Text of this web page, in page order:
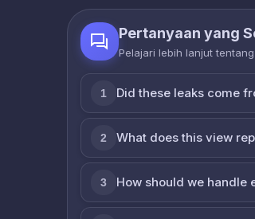
Pertanyaan yang
Pelajari lebih lanjut
1 Did these leaks come
2 What does this view
3 How should we handle